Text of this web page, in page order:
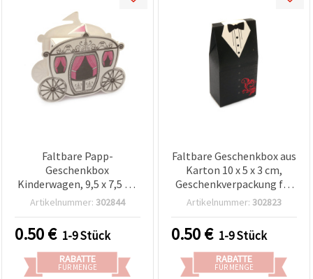
Faltbare Papp-
Geschenkbox
Kinderwagen, 9,5 x 7,5 x 3
cm
Artikelnummer: 302844
0.50€ 1-9 Stück
RABATTE
FÜR MENGE
Faltbare Geschenkbox aus
Karton 10 x 5 x 3 cm,
Geschenkverpackung für
Herren, Weiß/Schwarz
Artikelnummer: 302823
0.50€ 1-9 Stück
RABATTE
FÜR MENGE